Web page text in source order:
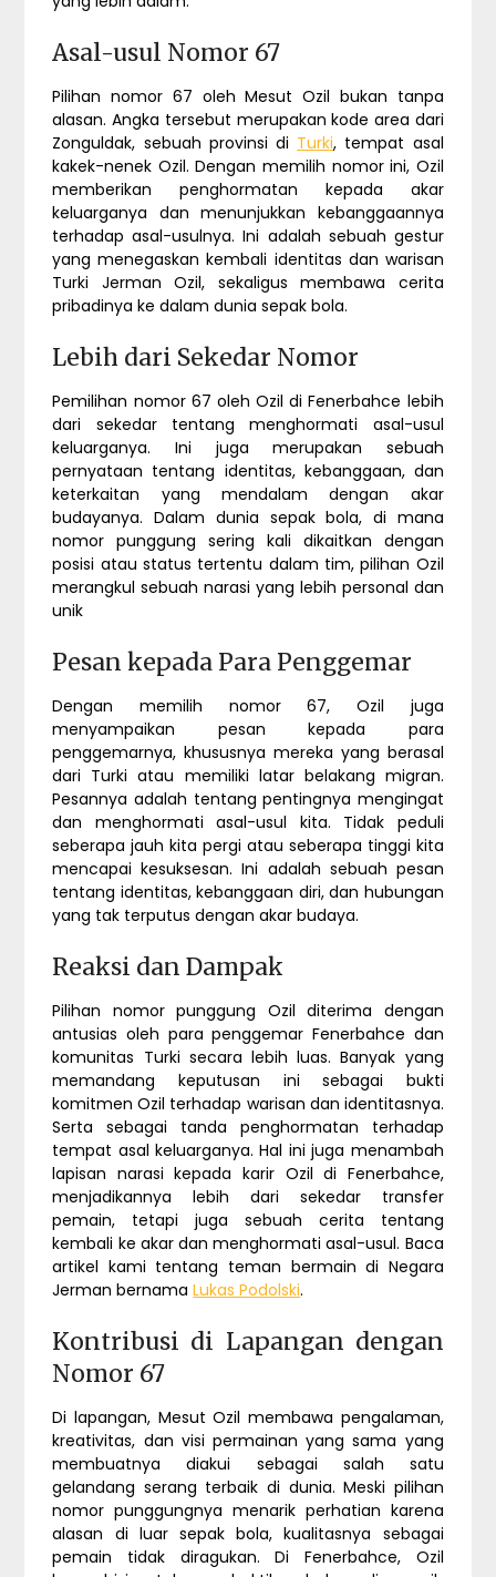
Asal-usul Nomor 67
Pilihan nomor 67 oleh Mesut Ozil bukan tanpa
alasan. Angka tersebut merupakan kode area dari
Zonguldak, sebuah provinsi di Turki, tempat asal
kakek-nenek Ozil. Dengan memilih nomor ini, Ozil
memberikan penghormatan kepada akar
keluarganya dan menunjukkan kebanggaannya
terhadap asal-usulnya. Ini adalah sebuah gestur
yang menegaskan kembali identitas dan warisan
Turki Jerman Ozil, sekaligus membawa cerita
pribadinya ke dalam dunia sepak bola.
Lebih dari Sekedar Nomor
Pemilihan nomor 67 oleh Ozil di Fenerbahce lebih
dari sekedar tentang menghormati asal-usul
keluarganya. Ini juga merupakan sebuah
pernyataan tentang identitas, kebanggaan, dan
keterkaitan yang mendalam dengan akar
budayanya. Dalam dunia sepak bola, di mana
nomor punggung sering kali dikaitkan dengan
posisi atau status tertentu dalam tim, pilihan Ozil
merangkul sebuah narasi yang lebih personal dan
unik
Pesan kepada Para Penggemar
Dengan memilih nomor 67, Ozil juga
menyampaikan pesan kepada para
penggemarnya, khususnya mereka yang berasal
dari Turki atau memiliki latar belakang migran.
Pesannya adalah tentang pentingnya mengingat
dan menghormati asal-usul kita. Tidak peduli
seberapa jauh kita pergi atau seberapa tinggi kita
mencapai kesuksesan. Ini adalah sebuah pesan
tentang identitas, kebanggaan diri, dan hubungan
yang tak terputus dengan akar budaya.
Reaksi dan Dampak
Pilihan nomor punggung Ozil diterima dengan
antusias oleh para penggemar Fenerbahce dan
komunitas Turki secara lebih luas. Banyak yang
memandang keputusan ini sebagai bukti
komitmen Ozil terhadap warisan dan identitasnya.
Serta sebagai tanda penghormatan terhadap
tempat asal keluarganya. Hal ini juga menambah
lapisan narasi kepada karir Ozil di Fenerbahce,
menjadikannya lebih dari sekedar transfer
pemain, tetapi juga sebuah cerita tentang
kembali ke akar dan menghormati asal-usul. Baca
artikel kami tentang teman bermain di Negara
Jerman bernamaLukas Podolski.
Kontribusi di Lapangan dengan
Nomor 67
Di lapangan, Mesut Ozil membawa pengalaman,
kreativitas, dan visi permainan yang sama yang
membuatnya diakui sebagai salah satu
gelandang serang terbaik di dunia. Meski pilihan
nomor punggungnya menarik perhatian karena
alasan di luar sepak bola, kualitasnya sebagai
pemain tidak diragukan. Di Fenerbahce, Ozil